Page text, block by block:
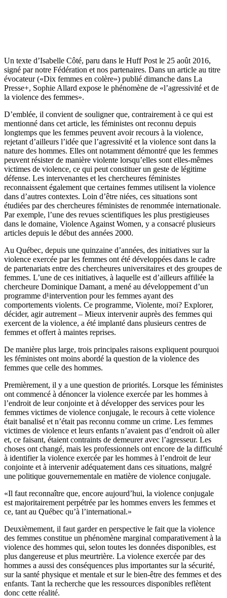
Un texte d’Isabelle Côté, paru dans le Huff Post le 25 août 2016,
signé par notre Fédération et nos partenaires. Dans un article au titre
évocateur («Dix femmes en colère») publié dimanche dans La
Presse+, Sophie Allard expose le phénomène de «l’agressivité et de
la violence des femmes».
D’emblée, il convient de souligner que, contrairement à ce qui est
mentionné dans cet article, les féministes ont reconnu depuis
longtemps que les femmes peuvent avoir recours à la violence,
rejetant d’ailleurs l’idée que l’agressivité et la violence sont dans la
nature des hommes. Elles ont notamment démontré que les femmes
peuvent résister de manière violente lorsqu’elles sont elles-mêmes
victimes de violence, ce qui peut constituer un geste de légitime
défense. Les intervenantes et les chercheures féministes
reconnaissent également que certaines femmes utilisent la violence
dans d’autres contextes. Loin d’être niées, ces situations sont
étudiées par des chercheures féministes de renommée internationale.
Par exemple, l’une des revues scientifiques les plus prestigieuses
dans le domaine, Violence Against Women, y a consacré plusieurs
articles depuis le début des années 2000.
Au Québec, depuis une quinzaine d’années, des initiatives sur la
violence exercée par les femmes ont été développées dans le cadre
de partenariats entre des chercheures universitaires et des groupes de
femmes. L’une de ces initiatives, à laquelle est d’ailleurs affiliée la
chercheure Dominique Damant, a mené au développement d’un
programme d¹intervention pour les femmes ayant des
comportements violents. Ce programme, Violente, moi? Explorer,
décider, agir autrement – Mieux intervenir auprès des femmes qui
exercent de la violence, a été implanté dans plusieurs centres de
femmes et offert à maintes reprises.
De manière plus large, trois principales raisons expliquent pourquoi
les féministes ont moins abordé la question de la violence des
femmes que celle des hommes.
Premièrement, il y a une question de priorités. Lorsque les féministes
ont commencé à dénoncer la violence exercée par les hommes à
l’endroit de leur conjointe et à développer des services pour les
femmes victimes de violence conjugale, le recours à cette violence
était banalisé et n’était pas reconnu comme un crime. Les femmes
victimes de violence et leurs enfants n’avaient pas d’endroit où aller
et, ce faisant, étaient contraints de demeurer avec l’agresseur. Les
choses ont changé, mais les professionnels ont encore de la difficulté
à identifier la violence exercée par les hommes à l’endroit de leur
conjointe et à intervenir adéquatement dans ces situations, malgré
une politique gouvernementale en matière de violence conjugale.
«Il faut reconnaître que, encore aujourd’hui, la violence conjugale
est majoritairement perpétrée par les hommes envers les femmes et
ce, tant au Québec qu’à l’international.»
Deuxièmement, il faut garder en perspective le fait que la violence
des femmes constitue un phénomène marginal comparativement à la
violence des hommes qui, selon toutes les données disponibles, est
plus dangereuse et plus meurtrière. La violence exercée par des
hommes a aussi des conséquences plus importantes sur la sécurité,
sur la santé physique et mentale et sur le bien-être des femmes et des
enfants. Tant la recherche que les ressources disponibles reflètent
donc cette réalité.